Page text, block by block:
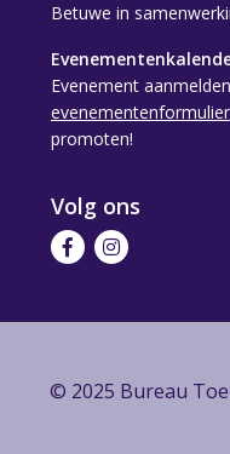
Betuwe in
Evenement
evenementenformulier
promoten!
Volg ons
Volg Volg
© 2025 Bureau